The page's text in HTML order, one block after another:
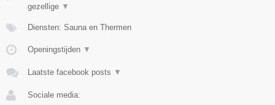
gezellige ▼
Diensten: Sauna en Thermen
Openingstijden ▼
Laatste facebook posts ▼
Sociale media: